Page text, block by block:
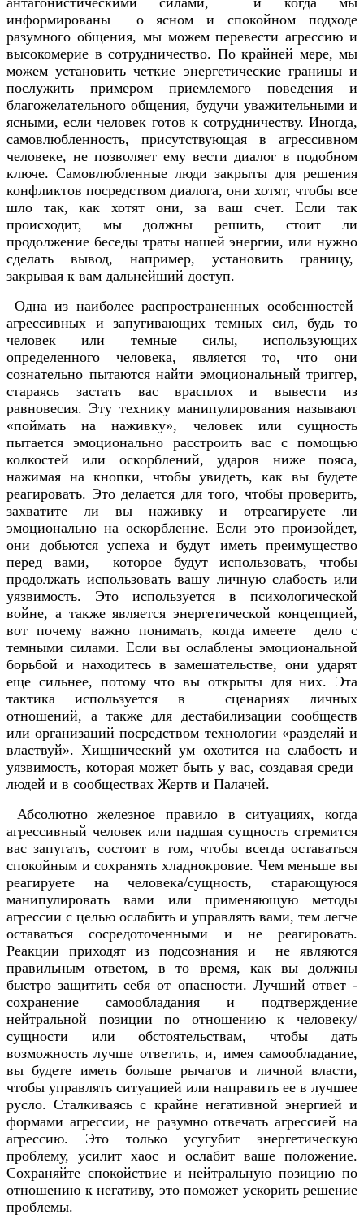
информированы о ясном и спокойном подходе
разумного общения, мы можем перевести агрессию и
высокомерие в сотрудничество. По крайней мере, мы
можем установить четкие энергетические границы и
послужить примером приемлемого поведения и
благожелательного общения, будучи уважительными и
ясными, если человек готов к сотрудничеству. Иногда,
самовлюбленность, присутствующая в агрессивном
человеке, не позволяет ему вести диалог в подобном
ключе. Самовлюбленные люди закрыты для решения
конфликтов посредством диалога, они хотят, чтобы все
шло так, как хотят они, за ваш счет. Если так
происходит, мы должны решить, стоит ли
продолжение беседы траты нашей энергии, или нужно
сделать вывод, например, установить границу,
закрывая к вам дальнейший доступ.
Одна из наиболее распространенных особенностей
агрессивных и запугивающих темных сил, будь то
человек или темные силы, использующих
определенного человека, является то, что они
сознательно пытаются найти эмоциональный триггер,
стараясь застать вас врасплох и вывести из
равновесия. Эту технику манипулирования называют
«поймать на наживку», человек или сущность
пытается эмоционально расстроить вас с помощью
колкостей или оскорблений, ударов ниже пояса,
нажимая на кнопки, чтобы увидеть, как вы будете
реагировать. Это делается для того, чтобы проверить,
захватите ли вы наживку и отреагируете ли
эмоционально на оскорбление. Если это произойдет,
они добьются успеха и будут иметь преимущество
перед вами, которое будут использовать, чтобы
продолжать использовать вашу личную слабость или
уязвимость. Это используется в психологической
войне, а также является энергетической концепцией,
вот почему важно понимать, когда имеете дело с
темными силами. Если вы ослаблены эмоциональной
борьбой и находитесь в замешательстве, они ударят
еще сильнее, потому что вы открыты для них. Эта
тактика используется в сценариях личных
отношений, а также для дестабилизации сообществ
или организаций посредством технологии «разделяй и
властвуй». Хищнический ум охотится на слабость и
уязвимость, которая может быть у вас, создавая среди
людей и в сообществах Жертв и Палачей.
Абсолютно железное правило в ситуациях, когда
агрессивный человек или падшая сущность стремится
вас запугать, состоит в том, чтобы всегда оставаться
спокойным и сохранять хладнокровие. Чем меньше вы
реагируете на человека/сущность, старающуюся
манипулировать вами или применяющую методы
агрессии с целью ослабить и управлять вами, тем легче
оставаться сосредоточенными и не реагировать.
Реакции приходят из подсознания и не являются
правильным ответом, в то время, как вы должны
быстро защитить себя от опасности. Лучший ответ -
сохранение самообладания и подтверждение
нейтральной позиции по отношению к человеку/
сущности или обстоятельствам, чтобы дать
возможность лучше ответить, и, имея самообладание,
вы будете иметь больше рычагов и личной власти,
чтобы управлять ситуацией или направить ее в лучшее
русло. Сталкиваясь с крайне негативной энергией и
формами агрессии, не разумно отвечать агрессией на
агрессию. Это только усугубит энергетическую
проблему, усилит хаос и ослабит ваше положение.
Сохраняйте спокойствие и нейтральную позицию по
отношению к негативу, это поможет ускорить решение
проблемы.